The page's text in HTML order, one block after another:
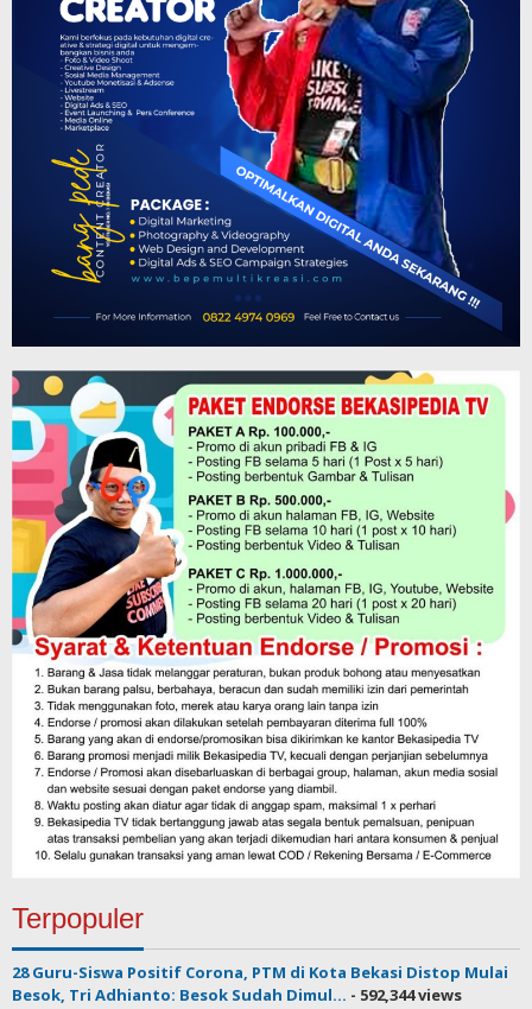
Terpopuler
28 Guru-Siswa Positif Corona, PTM di Kota Bekasi Distop Mulai
Besok, Tri Adhianto: Besok Sudah Dimul... - 592,344 views